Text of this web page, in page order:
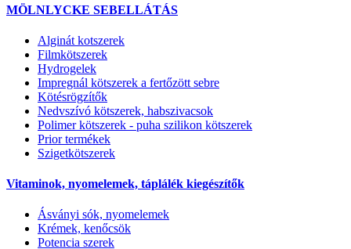
MÖLNLYCKE SEBELLÁTÁS
Alginát kotszerek
Filmkötszerek
Hydrogelek
Impregnál kötszerek a fertőzött sebre
Kötésrögzítők
Nedvszívó kötszerek, habszivacsok
Polimer kötszerek - puha szilikon kötszerek
Prior termékek
Szigetkötszerek
Vitaminok, nyomelemek, táplálék kiegészítők
Ásványi sók, nyomelemek
Krémek, kenőcsök
Potencia szerek